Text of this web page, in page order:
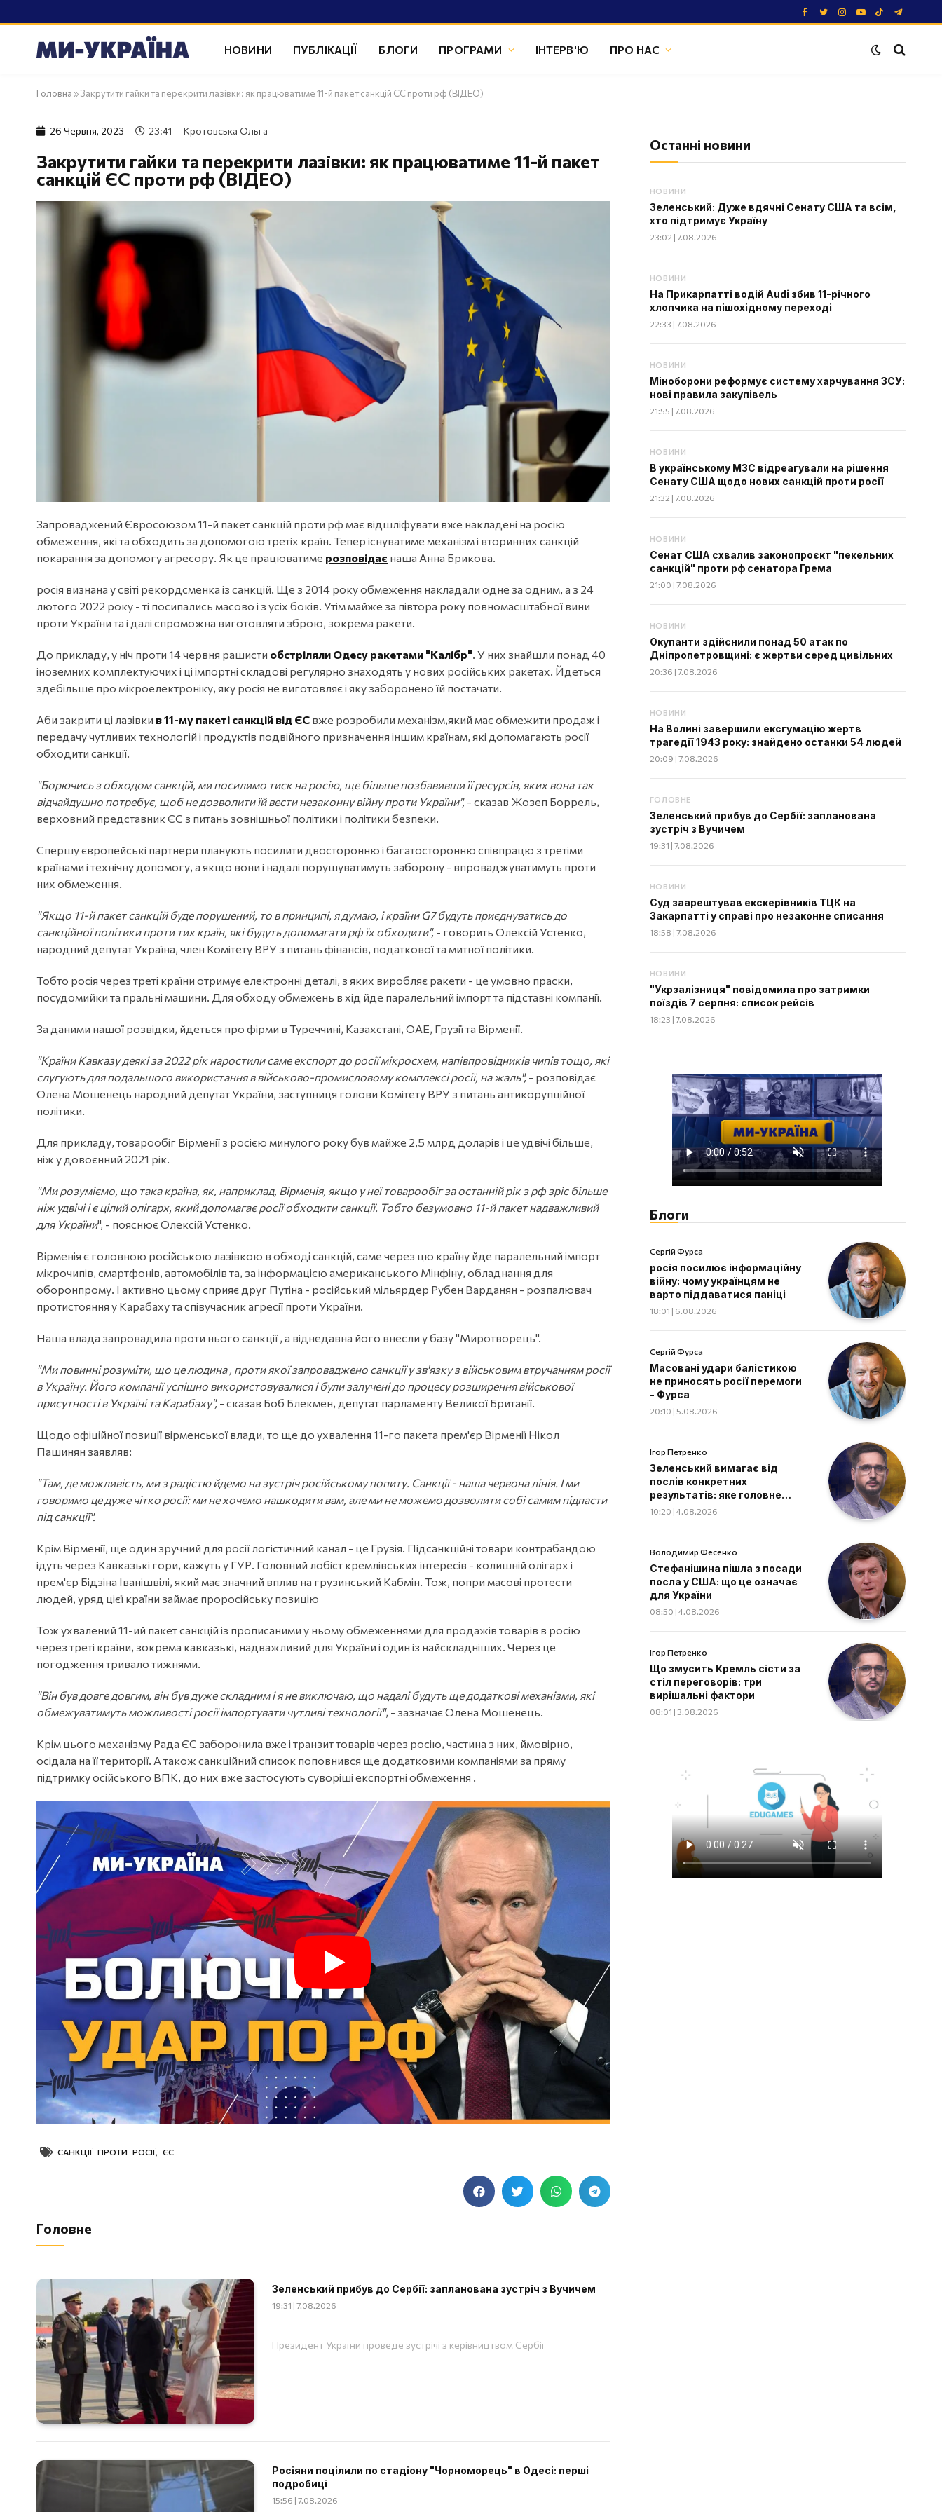
Facebook
TwitterInstagram
YouTube
TikTokTelegram
НОВИНИ ПУБЛІКАЦІЇ БЛОГИ ПРОГРАМИ ІНТЕРВ'Ю ПРО НАС
Головна »Закрутити гайки та перекрити лазівки: як працюватиме 11-й пакет санкцій ЄС проти рф (ВІДЕО)
26 Червня, 2023 23:41 Кротовська Ольга
Закрутити гайки та перекрити лазівки: як працюватиме 11-й пакет
санкцій ЄС проти рф (ВІДЕО)
Запроваджений Євросоюзом 11-й пакет санкцій проти рф має відшліфувати вже накладені на росію
обмеження, які та обходить за допомогою третіх країн. Тепер існуватиме механізм і вторинних санкцій
покарання за допомогу агресору. Як це працюватиме розповідає наша Анна Брикова.
росія визнана у світі рекордсменка із санкцій. Ще з 2014 року обмеження накладали одне за одним, а з 24
лютого 2022 року - ті посипались масово і з усіх боків. Утім майже за півтора року повномасштабної вини
проти України та і далі спроможна виготовляти зброю, зокрема ракети.
До прикладу, у ніч проти 14 червня рашисти обстріляли Одесу ракетами "Калібр". У них знайшли понад 40
іноземних комплектуючих і ці імпортні складові регулярно знаходять у нових російських ракетах. Йдеться
здебільше про мікроелектроніку, яку росія не виготовляє і яку заборонено їй постачати.
Аби закрити ці лазівки в 11-му пакеті санкцій від ЄС вже розробили механізм,який має обмежити продаж і
передачу чутливих технологій і продуктів подвійного призначення іншим країнам, які допомагають росії
обходити санкції.
"Борючись з обходом санкцій, ми посилимо тиск на росію, ще більше позбавивши її ресурсів, яких вона так
відчайдушно потребує, щоб не дозволити їй вести незаконну війну проти України", - сказав Жозеп Боррель,
верховний представник ЄС з питань зовнішньої політики і політики безпеки.
Спершу європейські партнери планують посилити двосторонню і багатосторонню співпрацю з третіми
країнами і технічну допомогу, а якщо вони і надалі порушуватимуть заборону - впроваджуватимуть проти
них обмеження.
"Якщо 11-й пакет санкцій буде порушений, то в принципі, я думаю, і країни G7 будуть приєднуватись до
санкційної політики проти тих країн, які будуть допомагати рф їх обходити", - говорить Олексій Устенко,
народний депутат Україна, член Комітету ВРУ з питань фінансів, податкової та митної політики.
Тобто росія через треті країни отримує електронні деталі, з яких виробляє ракети - це умовно праски,
посудомийки та пральні машини. Для обходу обмежень в хід йде паралельний імпорт та підставні компанії.
За даними нашої розвідки, йдеться про фірми в Туреччині, Казахстані, ОАЕ, Грузії та Вірменії.
"Країни Кавказу деякі за 2022 рік наростили саме експорт до росії мікросхем, напівпровідників чипів тощо, які
слугують для подальшого використання в військово-промисловому комплексі росії, на жаль", - розповідає
Олена Мошенець народний депутат України, заступниця голови Комітету ВРУ з питань антикорупційної
політики.
Для прикладу, товарообіг Вірменії з росією минулого року був майже 2,5 млрд доларів і це удвічі більше,
ніж у довоєнний 2021 рік.
"Ми розуміємо, що така країна, як, наприклад, Вірменія, якщо у неї товарообіг за останній рік з рф зріс більше
ніж удвічі і є цілий олігарх, який допомагає росії обходити санкції. Тобто безумовно 11-й пакет надважливий
для України", - пояснює Олексій Устенко.
Вірменія є головною російською лазівкою в обході санкцій, саме через цю країну йде паралельний імпорт
мікрочипів, смартфонів, автомобілів та, за інформацією американського Мінфіну, обладнання для
оборонпрому. І активно цьому сприяє друг Путіна - російський мільярдер Рубен Варданян - розпалювач
протистояння у Карабаху та співучасник агресії проти України.
Наша влада запровадила проти нього санкції , а віднедавна його внесли у базу "Миротворець".
"Ми повинні розуміти, що це людина , проти якої запроваджено санкції у зв'язку з військовим втручанням росії
в Україну. Його компанії успішно використовувалися і були залучені до процесу розширення військової
присутності в Україні та Карабаху", - сказав Боб Блекмен, депутат парламенту Великої Британії.
Щодо офіційної позиції вірменської влади, то ще до ухвалення 11-го пакета прем'єр Вірменії Нікол
Пашинян заявляв:
"Там, де можливість, ми з радістю йдемо на зустріч російському попиту. Санкції - наша червона лінія. І ми
говоримо це дуже чітко росії: ми не хочемо нашкодити вам, але ми не можемо дозволити собі самим підпасти
під санкції".
Крім Вірменії, ще один зручний для росії логістичний канал - це Грузія. Підсанкційні товари контрабандою
ідуть через Кавказькі гори, кажуть у ГУР. Головний лобіст кремлівських інтересів - колишній олігарх і
прем'єр Бідзіна Іванішвілі, який має значний вплив на грузинський Кабмін. Тож, попри масові протести
людей, уряд цієї країни займає проросійську позицію
Тож ухвалений 11-ий пакет санкцій із прописаними у ньому обмеженнями для продажів товарів в росію
через треті країни, зокрема кавказькі, надважливий для України і один із найскладніших. Через це
погодження тривало тижнями.
"Він був довге довгим, він був дуже складним і я не виключаю, що надалі будуть ще додаткові механізми, які
обмежуватимуть можливості росії імпортувати чутливі технології", - зазначає Олена Мошенець.
Крім цього механізму Рада ЄС заборонила вже і транзит товарів через росію, частина з них, ймовірно,
осідала на її території. А також санкційний список поповнився ще додатковими компаніями за пряму
підтримку осійського ВПК, до них вже застосують суворіші експортні обмеження .
САНКЦІЇ ПРОТИ РОСІЇ , ЄС
Головне
Зеленський прибув до Сербії: запланована зустріч з Вучичем
19:31 | 7.08.2026
Президент України проведе зустрічі з керівництвом Сербії
Росіяни поцілили по стадіону "Чорноморець" в Одесі: перші
подробиці
15:56 | 7.08.2026
Останні новини
НОВИНИ
Зеленський: Дуже вдячні Сенату США та всім,
хто підтримує Україну
23:02 | 7.08.2026
НОВИНИ
На Прикарпатті водій Audi збив 11-річного
хлопчика на пішохідному переході
22:33 | 7.08.2026
НОВИНИ
Міноборони реформує систему харчування ЗСУ:
нові правила закупівель
21:55 | 7.08.2026
НОВИНИ
В українському МЗС відреагували на рішення
Сенату США щодо нових санкцій проти росії
21:32 | 7.08.2026
НОВИНИ
Сенат США схвалив законопроєкт "пекельних
санкцій" проти рф сенатора Грема
21:00 | 7.08.2026
НОВИНИ
Окупанти здійснили понад 50 атак по
Дніпропетровщині: є жертви серед цивільних
20:36 | 7.08.2026
НОВИНИ
На Волині завершили ексгумацію жертв
трагедії 1943 року: знайдено останки 54 людей
20:09 | 7.08.2026
ГОЛОВНЕ
Зеленський прибув до Сербії: запланована
зустріч з Вучичем
19:31 | 7.08.2026
НОВИНИ
Суд заарештував екскерівників ТЦК на
Закарпатті у справі про незаконне списання
18:58 | 7.08.2026
НОВИНИ
"Укрзалізниця" повідомила про затримки
поїздів 7 серпня: список рейсів
18:23 | 7.08.2026
Блоги
Сергій Фурса
росія посилює інформаційну
війну: чому українцям не
варто піддаватися паніці
18:01 | 6.08.2026
Сергій Фурса
Масовані удари балістикою
не приносять росії перемоги
- Фурса
20:10 | 5.08.2026
Ігор Петренко
Зеленський вимагає від
послів конкретних
результатів: яке головне
завдання дипломатів
10:20 | 4.08.2026
Володимир Фесенко
Стефанішина пішла з посади
посла у США: що це означає
для України
08:50 | 4.08.2026
Ігор Петренко
Що змусить Кремль сісти за
стіл переговорів: три
вирішальні фактори
08:01 | 3.08.2026